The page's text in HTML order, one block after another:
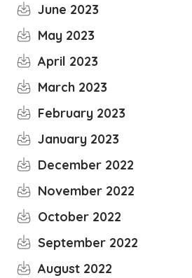
June 2023
May 2023
April 2023
March 2023
February 2023
January 2023
December 2022
November 2022
October 2022
September 2022
August 2022